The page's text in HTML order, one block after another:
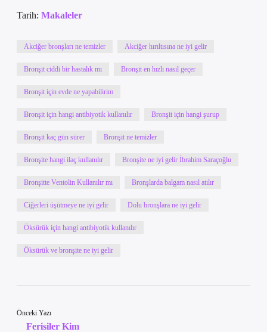
Tarih: Makaleler
Akciğer bronşları ne temizler Akciğer hırıltısına ne iyi gelir
Bronşit ciddi bir hastalık mı Bronşit en hızlı nasıl geçer
Bronşit için evde ne yapabilirim
Bronşit için hangi antibiyotik kullanılır Bronşit için hangi şurup
Bronşit kaç gün sürer Bronşit ne temizler
Bronşite hangi ilaç kullanılır Bronşite ne iyi gelir İbrahim Saraçoğlu
Bronşitte Ventolin Kullanılır mı Bronşlarda balgam nasıl atılır
Ciğerleri üşütmeye ne iyi gelir Dolu bronşlara ne iyi gelir
Öksürük için hangi antibiyotik kullanılır
Öksürük ve bronşite ne iyi gelir
Önceki Yazı
Ferisiler Kim